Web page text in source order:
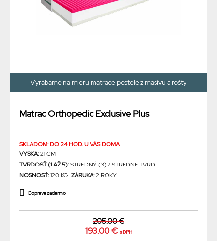
Vyrábame na mieru matrace postele z masívu a rošty
Matrac Orthopedic Exclusive Plus
SKLADOM: DO 24 HOD. U VÁS DOMA
VÝŠKA:21 CM
TVRDOSŤ (1 AŽ 5):STREDNÝ (3) / STREDNE TVRD...
NOSNOSŤ:120 KG ZÁRUKA:2 ROKY
Doprava zadarmo
205.00 €
193.00 € s DPH